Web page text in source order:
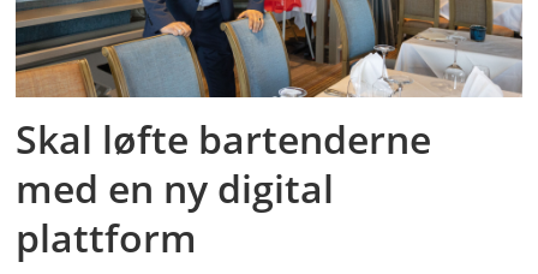
Skal løfte bartenderne
med en ny digital
plattform